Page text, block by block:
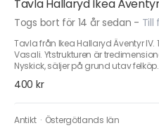
Tavla Hallaryd Ikea
Togs bort för 14 år sedan - Till
Tavla från Ikea Hallaryd Äventyr IV.
Vasali. Ytstrukturen är
Nyskick, säljer på grund utav
400 kr
Antikt · Östergötlands län